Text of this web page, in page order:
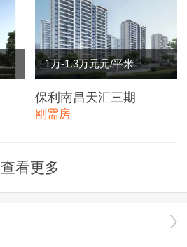
1万-1.3万元元/平米
保利南昌天汇三期
刚需房
查看更多